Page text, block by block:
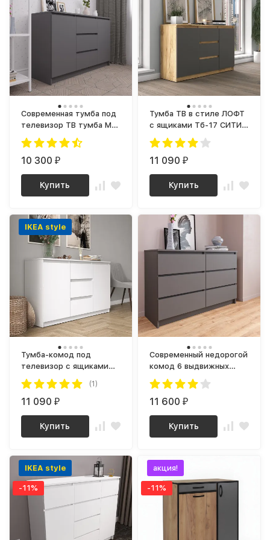
Современная тумба под
телевизор ТВ тумба МК
1200.3 (МП) Графит МС
мори
10 300₽
Купить
Тумба ТВ в стиле ЛОФТ
с ящиками Тб-17 СИТИ
ЛДСП Графит / дуб
Крафт золотой
11 090₽
Купить
IKEA style
Тумба-комод под
телевизор с ящиками
как ИКЕА Тб-17 СИТИ
ЛДСП белый
(1)
11 090₽
Купить
Современный недорогой
комод 6 выдвижных
ящиков Графит МК
1200.6 (МП) МС мори
11 600₽
Купить
IKEA style
-11%
акция!
-11%